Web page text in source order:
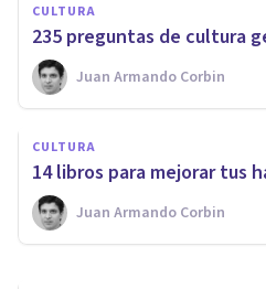
CULTURA
235 preguntas de cultura
Juan Armando Corbin
CULTURA
14 libros para mejorar tus
Juan Armando Corbin
PSICOLOGÍA
5 cosas que no
inteligencia
Sergio Lotauro